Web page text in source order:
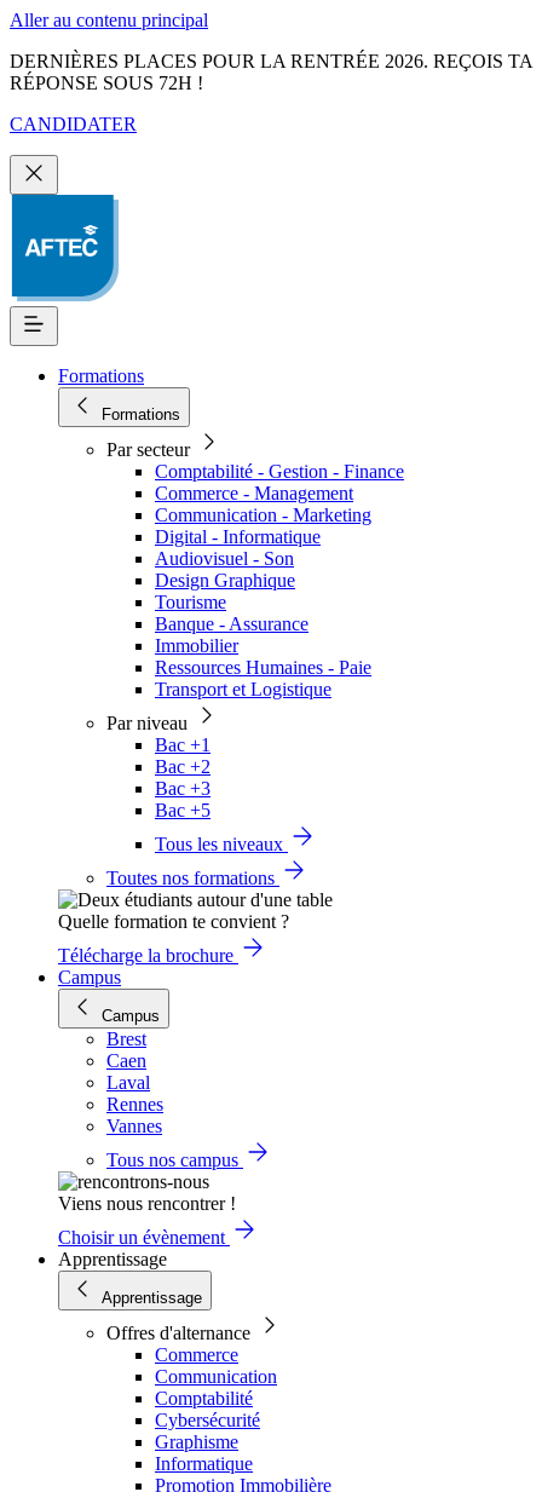
Aller au contenu principal
DERNIÈRES PLACES POUR LA RENTRÉE 2026. REÇOIS TA
RÉPONSE SOUS 72H !
CANDIDATER
Formations
Formations
Par secteur
Comptabilité - Gestion - Finance
Commerce - Management
Communication - Marketing
Digital - Informatique
Audiovisuel - Son
Design Graphique
Tourisme
Banque - Assurance
Immobilier
Ressources Humaines - Paie
Transport et Logistique
Par niveau
Bac +1
Bac +2
Bac +3
Bac +5
Tous les niveaux
Toutes nos formations
Quelle formation te convient ?
Télécharge la brochure
Campus
Campus
Brest
Caen
Laval
Rennes
Vannes
Tous nos campus
Viens nous rencontrer !
Choisir un évènement
Apprentissage
Apprentissage
Offres d'alternance
Commerce
Communication
Comptabilité
Cybersécurité
Graphisme
Informatique
Promotion Immobilière